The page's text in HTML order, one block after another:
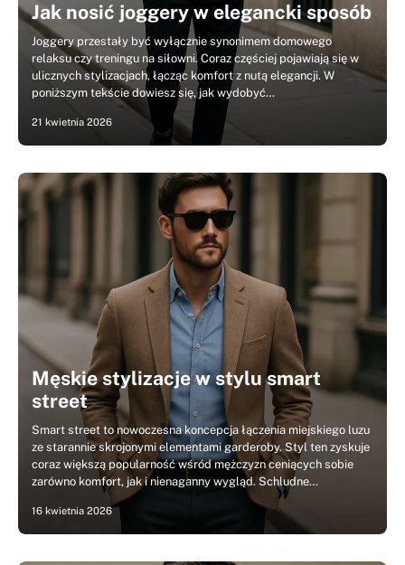
Jak nosić joggery w elegancki sposób
Joggery przestały być wyłącznie synonimem domowego
relaksu czy treningu na siłowni. Coraz częściej pojawiają się w
ulicznych stylizacjach, łącząc komfort z nutą elegancji. W
poniższym tekście dowiesz się, jak wydobyć…
21 kwietnia 2026
Męskie stylizacje w stylu smart
street
Smart street to nowoczesna koncepcja łączenia miejskiego luzu
ze starannie skrojonymi elementami garderoby. Styl ten zyskuje
coraz większą popularność wśród mężczyzn ceniących sobie
zarówno komfort, jak i nienaganny wygląd. Schludne…
16 kwietnia 2026